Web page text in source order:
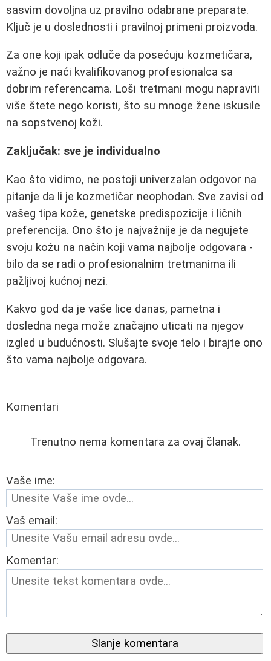
sasvim dovoljna uz pravilno odabrane preparate.
Ključ je u doslednosti i pravilnoj primeni proizvoda.
Za one koji ipak odluče da posećuju kozmetičara,
važno je naći kvalifikovanog profesionalca sa
dobrim referencama. Loši tretmani mogu napraviti
više štete nego koristi, što su mnoge žene iskusile
na sopstvenoj koži.
Zaključak: sve je individualno
Kao što vidimo, ne postoji univerzalan odgovor na
pitanje da li je kozmetičar neophodan. Sve zavisi od
vašeg tipa kože, genetske predispozicije i ličnih
preferencija. Ono što je najvažnije je da negujete
svoju kožu na način koji vama najbolje odgovara -
bilo da se radi o profesionalnim tretmanima ili
pažljivoj kućnoj nezi.
Kakvo god da je vaše lice danas, pametna i
dosledna nega može značajno uticati na njegov
izgled u budućnosti. Slušajte svoje telo i birajte ono
što vama najbolje odgovara.
Komentari
Trenutno nema komentara za ovaj članak.
Vaše ime:
Vaš email:
Komentar:
Slanje komentara